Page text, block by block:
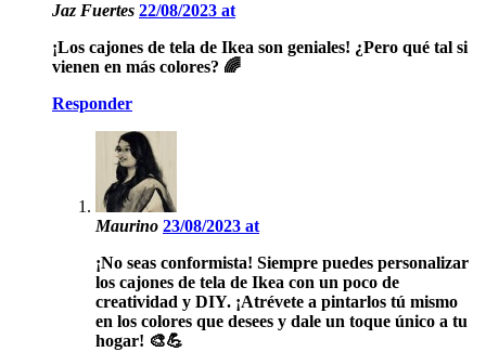
Jaz Fuertes 22/08/2023 at
¡Los cajones de tela de Ikea son geniales! ¿Pero qué tal si
vienen en más colores? 🌈
Responder
Maurino 23/08/2023 at
¡No seas conformista! Siempre puedes personalizar
los cajones de tela de Ikea con un poco de
creatividad y DIY. ¡Atrévete a pintarlos tú mismo
en los colores que desees y dale un toque único a tu
hogar! 🎨💪